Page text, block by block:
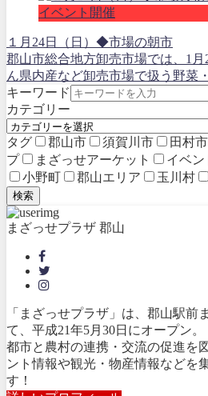
イベント開催
１月24日（日）◆市場の朝市
郡山市総合地方卸売市場では、1
ん県内産など卸売市場で扱う野菜
キーワード
カテゴリー
タグ 郡山市 須賀川市 田村市
プ
まざっせアーケット イベン
小野町
郡山エリア 玉川村
検索
まざっせプラザ 郡山
「まざっせプラザ」は、郡山駅前
て、平成21年5月30日にオープン。
都市と農村の連携・交流の促進を
ント情報や観光・物産情報などを
す！